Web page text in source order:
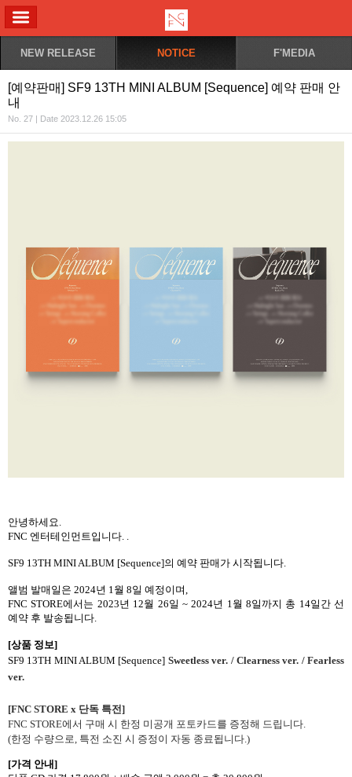
NEW RELEASE NOTICE F'MEDIA
[예약판매] SF9 13TH MINI ALBUM [Sequence] 예약 판매 안
내
No. 27 | Date 2023.12.26 15:05
안녕하세요.
FNC 엔터테인먼트입니다. .
SF9 13TH MINI ALBUM [Sequence]의 예약 판매가 시작됩니다.
앨범 발매일은 2024년 1월 8일 예정이며,
FNC STORE에서는 2023년 12월 26일 ~ 2024년 1월 8일까지 총 14일간 선
예약 후 발송됩니다.
[상품 정보]
SF9 13TH MINI ALBUM [Sequence] Sweetless ver. / Clearness ver. / Fearless
ver.
[FNC STORE x 단독 특전]
FNC STORE에서 구매 시 한정 미공개 포토카드를 증정해 드립니다.
(한정 수량으로, 특전 소진 시 증정이 자동 종료됩니다.)
[가격 안내]